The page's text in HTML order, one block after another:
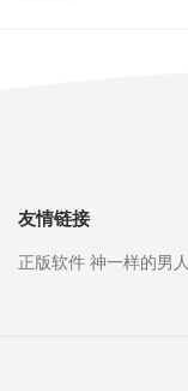
友情链接
正版软件 神一样的男人